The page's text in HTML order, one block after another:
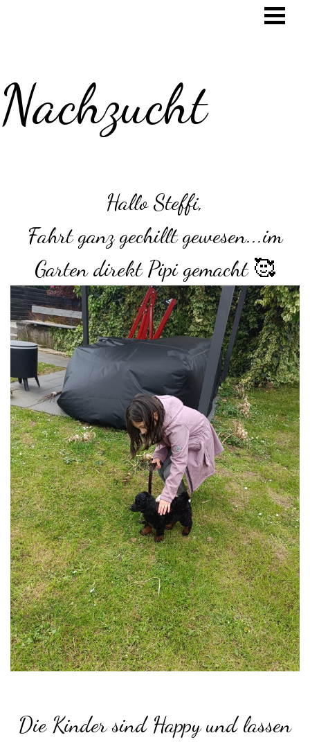
Nachzucht
Hallo Steffi,
Fahrt ganz gechillt gewesen...im
Garten direkt Pipi gemacht 🥰
Die Kinder sind Happy und lassen